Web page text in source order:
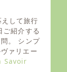
して旅行
ご紹介する
。 シンプ
ァリエー
Savoir